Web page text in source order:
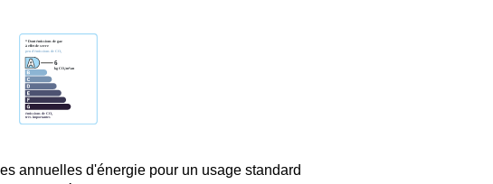
annuelles d'énergie pour un usage standard